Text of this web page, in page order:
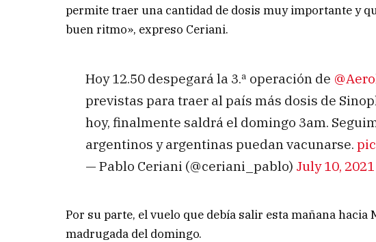
permite traer una cantidad de dosis muy importante y
buen ritmo», expreso Ceriani.
Hoy 12.50 despegará la 3.ª operación de
previstas para traer al país más dosis de
hoy, finalmente saldrá el domingo 3am.
argentinos y argentinas puedan vacunarse.
— Pablo Ceriani (@ceriani_pablo) July 10, 2021
Por su parte, el vuelo que debía salir esta mañana hacia
madrugada del domingo.